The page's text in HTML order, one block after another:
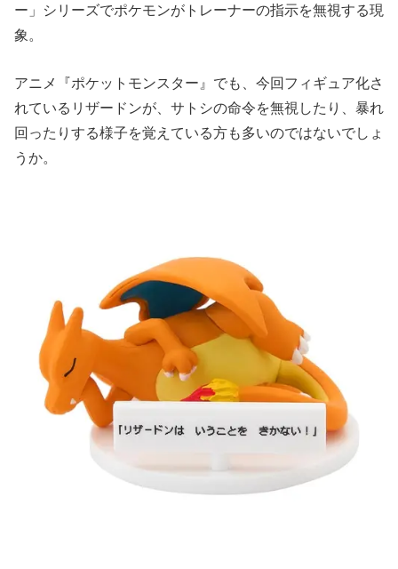
ー」シリーズでポケモンがトレーナーの指示を無視する現
象。
アニメ『ポケットモンスター』でも、今回フィギュア化さ
れているリザードンが、サトシの命令を無視したり、暴れ
回ったりする様子を覚えている方も多いのではないでしょ
うか。